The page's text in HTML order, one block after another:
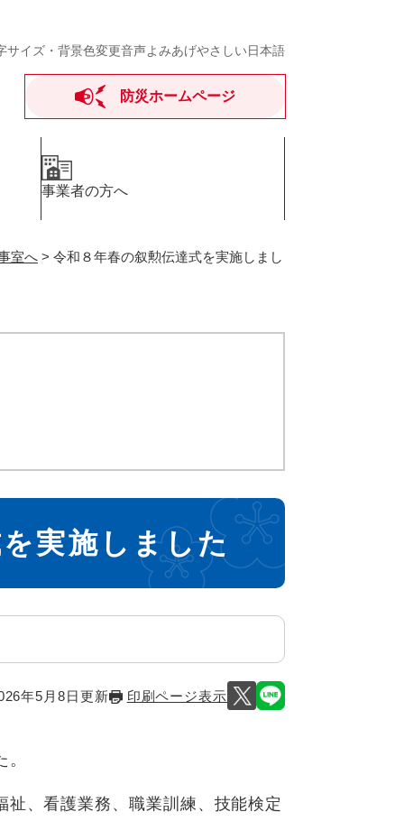
サイズ・背景色変更音声よみあげやさしい日本語
防災ホームページ
事業者の方へ
室へ > 令和８年春の叙勲伝達式を実施しまし
実施しました
年5月8日更新 印刷ページ表示
、看護業務、職業訓練、技能検定